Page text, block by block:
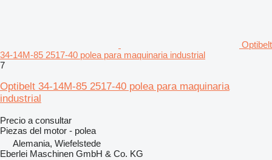
Optibelt
34-14M-85 2517-40 polea para maquinaria industrial
7
Optibelt 34-14M-85 2517-40 polea para maquinaria
industrial
Precio a consultar
Piezas del motor - polea
Alemania, Wiefelstede
Eberlei Maschinen GmbH & Co. KG